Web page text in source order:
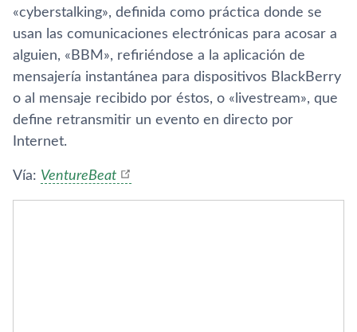
«cyberstalking», definida como práctica donde se
usan las comunicaciones electrónicas para acosar a
alguien, «BBM», refiriéndose a la aplicación de
mensajerí­a instantánea para dispositivos BlackBerry
o al mensaje recibido por éstos, o «livestream», que
define retransmitir un evento en directo por
Internet.
Ví­a: VentureBeat